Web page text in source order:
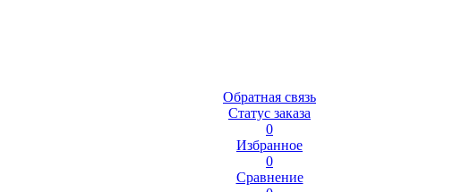
Обратная связь
Статус заказа
0
Избранное
0
Сравнение